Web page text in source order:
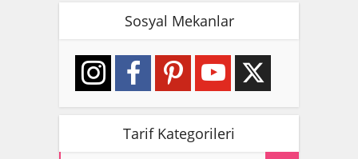
Sosyal Mekanlar
Tarif Kategorileri